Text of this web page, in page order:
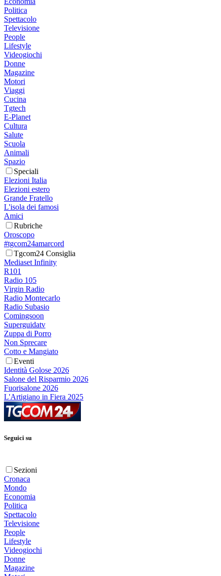
Politica
Spettacolo
Televisione
People
Lifestyle
Videogiochi
Donne
Magazine
Motori
Viaggi
Cucina
Tgtech
E-Planet
Cultura
Salute
Scuola
Animali
Spazio
Speciali
Elezioni Italia
Elezioni estero
Grande Fratello
L'isola dei famosi
Amici
Rubriche
Oroscopo
#tgcom24amarcord
Tgcom24 Consiglia
Mediaset Infinity
R101
Radio 105
Virgin Radio
Radio Montecarlo
Radio Subasio
Comingsoon
Superguidatv
Zuppa di Porro
Non Sprecare
Cotto e Mangiato
Eventi
Identità Golose 2026
Salone del Risparmio 2026
Fuorisalone 2026
L'Artigiano in Fiera 2025
Seguici su
Sezioni
Cronaca
Mondo
Economia
Politica
Spettacolo
Televisione
People
Lifestyle
Videogiochi
Donne
Magazine